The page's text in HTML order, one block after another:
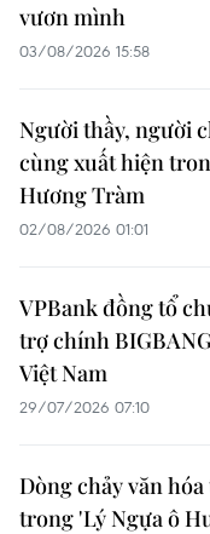
vươn mình
03/08/2026 15:58
Người thầy, người
cùng xuất hiện
Hương Tràm
02/08/2026 01:01
VPBank đồng tổ
trợ chính
Việt Nam
29/07/2026 07:10
Dòng chảy văn
trong 'Lý Ngựa ô